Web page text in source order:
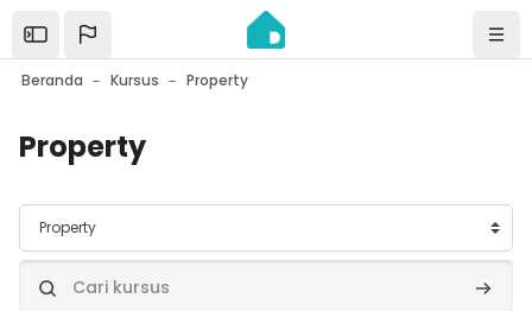
Open the sidebar
Beranda Kursus Property
Property
Kategori kursus
Cari